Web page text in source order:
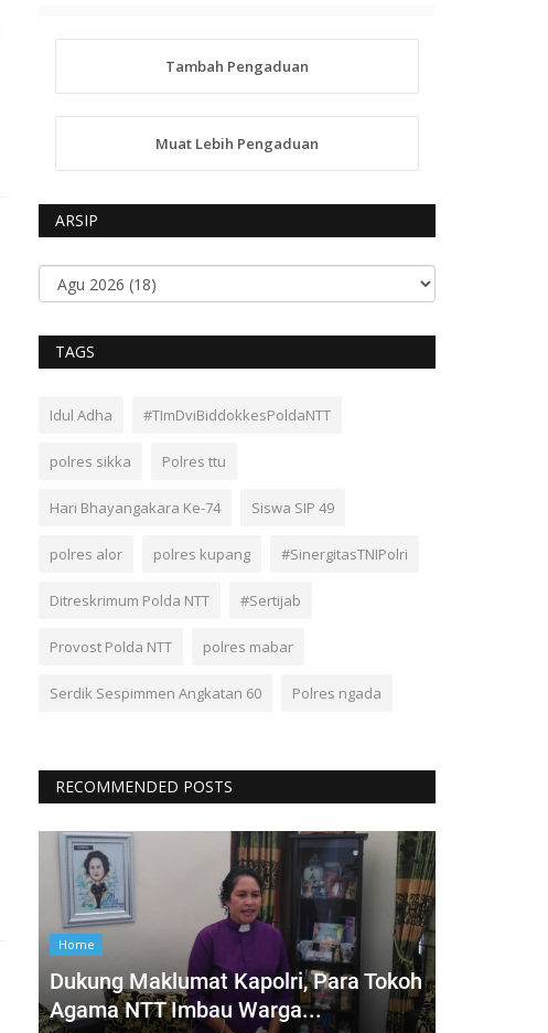
Tambah Pengaduan
Muat Lebih Pengaduan
ARSIP
TAGS
Idul Adha #TImDviBiddokkesPoldaNTT
polres sikka Polres ttu
Hari Bhayangakara Ke-74 Siswa SIP 49
polres alor polres kupang #SinergitasTNIPolri
Ditreskrimum Polda NTT #Sertijab
Provost Polda NTT polres mabar
Serdik Sespimmen Angkatan 60 Polres ngada
RECOMMENDED POSTS
Home
Dukung Maklumat Kapolri, Para Tokoh
Agama NTT Imbau Warga...